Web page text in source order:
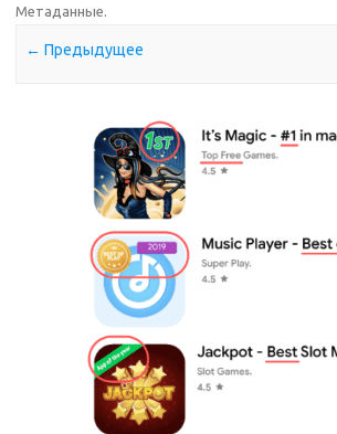
Метаданные.
← Предыдущее